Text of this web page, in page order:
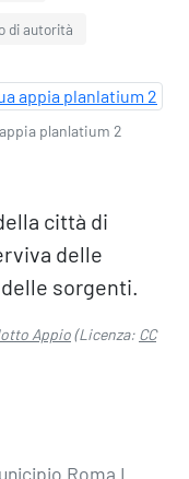
di autorità
planlatium 2
città di
delle
sorgenti.
Appio(Licenza: CC
Roma I